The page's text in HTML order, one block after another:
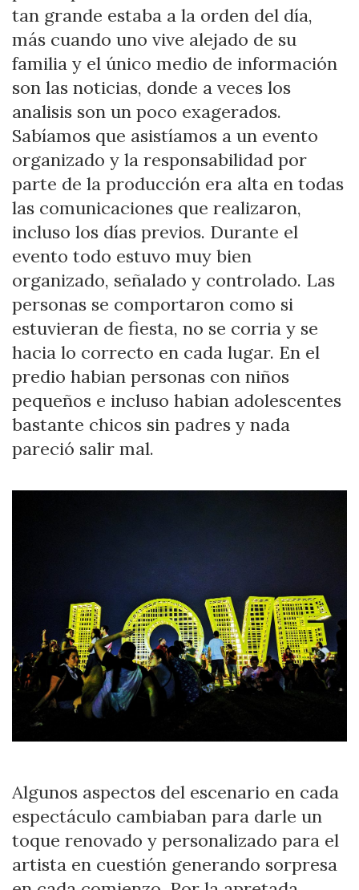
tan grande estaba a la orden del día,
más cuando uno vive alejado de su
familia y el único medio de información
son las noticias, donde a veces los
analisis son un poco exagerados.
Sabíamos que asistíamos a un evento
organizado y la responsabilidad por
parte de la producción era alta en todas
las comunicaciones que realizaron,
incluso los días previos. Durante el
evento todo estuvo muy bien
organizado, señalado y controlado. Las
personas se comportaron como si
estuvieran de fiesta, no se corria y se
hacia lo correcto en cada lugar. En el
predio habian personas con niños
pequeños e incluso habian adolescentes
bastante chicos sin padres y nada
pareció salir mal.
Algunos aspectos del escenario en cada
espectáculo cambiaban para darle un
toque renovado y personalizado para el
artista en cuestión generando sorpresa